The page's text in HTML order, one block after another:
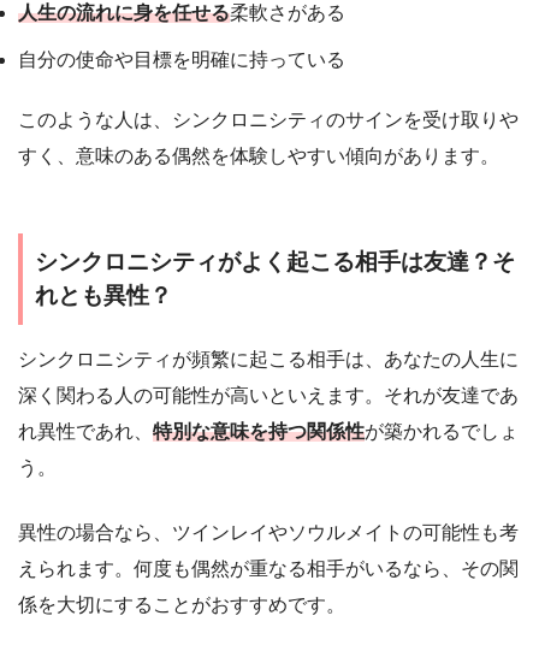
人生の流れに身を任せる柔軟さがある
自分の使命や目標を明確に持っている
このような人は、シンクロニシティのサインを受け取りや
すく、意味のある偶然を体験しやすい傾向があります。
シンクロニシティがよく起こる相手は友達？そ
れとも異性？
シンクロニシティが頻繁に起こる相手は、あなたの人生に
深く関わる人の可能性が高いといえます。それが友達であ
れ異性であれ、 特別な意味を持つ関係性が築かれるでしょ
う。
異性の場合なら、ツインレイやソウルメイトの可能性も考
えられます。何度も偶然が重なる相手がいるなら、その関
係を大切にすることがおすすめです。